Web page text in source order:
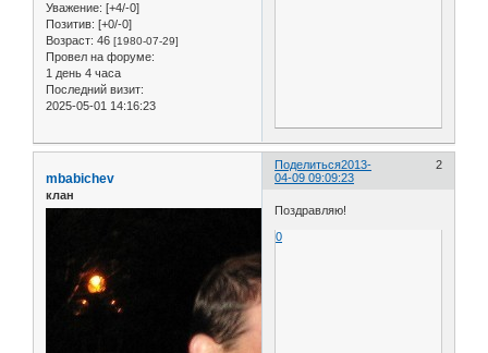
Уважение: [+4/-0]
Позитив: [+0/-0]
Возраст: 46 [1980-07-29]
Провел на форуме:
1 день 4 часа
Последний визит:
2025-05-01 14:16:23
Поделиться 2
2013-
04-09 09:09:23
mbabichev
клан
Поздравляю!
0